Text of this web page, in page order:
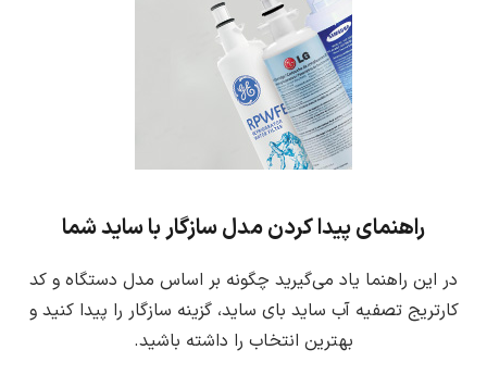
راهنمای پیدا کردن مدل سازگار با ساید شما
در این راهنما یاد می‌گیرید چگونه بر اساس مدل دستگاه و کد
کارتریج تصفیه آب ساید بای ساید، گزینه سازگار را پیدا کنید و
بهترین انتخاب را داشته باشید.